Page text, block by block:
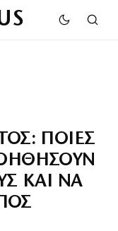
ΠΟΙΕΣ
ΚΑΙ ΝΑ